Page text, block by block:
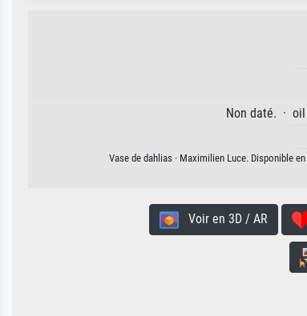
Non daté. ·
Vase de dahlias · Maximilien Luce. Disponible
Voir en 3D / AR